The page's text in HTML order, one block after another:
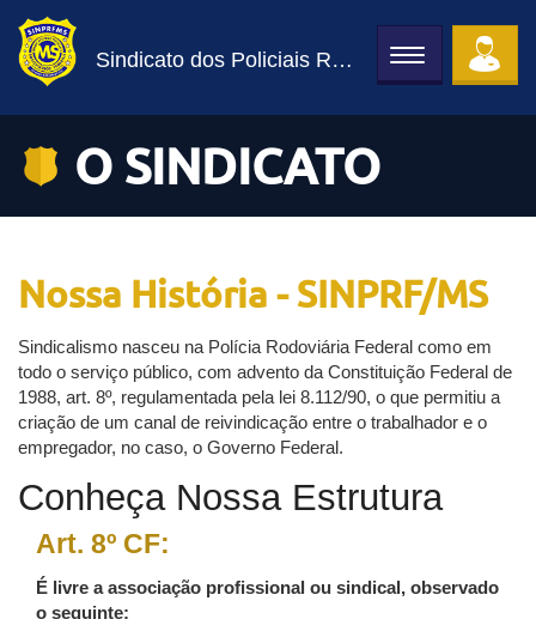
Sindicato dos Policiais Rodoviários Federais de MS
Toggle
navigation
O SINDICATO
Nossa História - SINPRF/MS
Sindicalismo nasceu na Polícia Rodoviária Federal como em
todo o serviço público, com advento da Constituição Federal de
1988, art. 8º, regulamentada pela lei 8.112/90, o que permitiu a
criação de um canal de reivindicação entre o trabalhador e o
empregador, no caso, o Governo Federal.
Conheça Nossa Estrutura
Art. 8º CF:
É livre a associação profissional ou sindical, observado
o seguinte: